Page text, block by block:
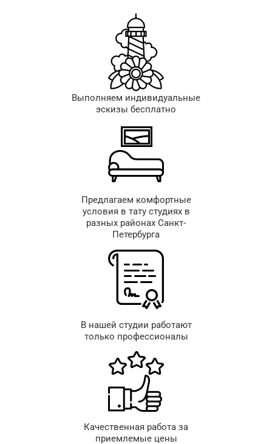
Выполняем индивидуальные
эскизы бесплатно
Предлагаем комфортные
условия в тату студиях в
разных районах Санкт-
Петербурга
В нашей студии работают
только профессионалы
Качественная работа за
приемлемые цены